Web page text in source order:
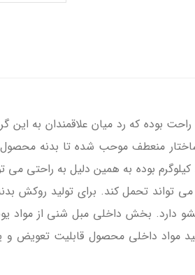
بوده که رد میان علاقمندان به
منعطف موحب شده تا بدنه
تغییر حالت داده تا افراد راحتی بالایی را تجربه کنند. وزن بدنه مبل شنی
مبل شنی نداشته و این مبل شنی وزن بالغ بر 180 کیلوگرم را می
دارد. بخش داخلی مبل شنی از مواد
مواد داخلی محصول قابلیت تعویض و